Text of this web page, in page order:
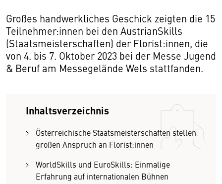
Großes handwerkliches Geschick zeigten die 15
Teilnehmer:innen bei den AustrianSkills
(Staatsmeisterschaften) der Florist:innen, die
von 4. bis 7. Oktober 2023 bei der Messe Jugend
& Beruf am Messegelände Wels stattfanden.
Inhaltsverzeichnis
Österreichische Staatsmeisterschaften stellen
großen Anspruch an Florist:innen
WorldSkills und EuroSkills: Einmalige
Erfahrung auf internationalen Bühnen